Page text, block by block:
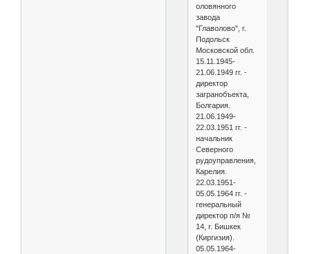
оловянного
завода
"Главолово", г.
Подольск
Московской обл.
15.11.1945-
21.06.1949 гг. -
директор
загранобъекта,
Болгария.
21.06.1949-
22.03.1951 гг. -
начальник
Северного
рудоуправления,
Карелия.
22.03.1951-
05.05.1964 гг. -
генеральный
директор п/я №
14, г. Бишкек
(Киргизия).
05.05.1964-